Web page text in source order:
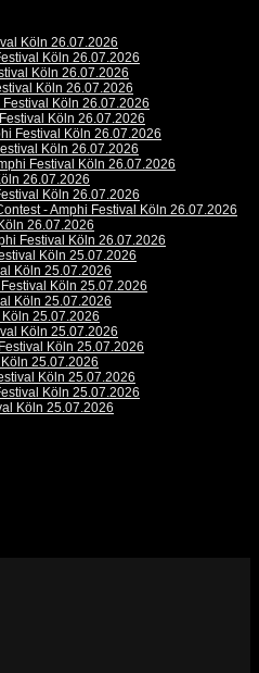
Köln 26.07.2026
Köln 26.07.2026
Köln 26.07.2026
Köln 26.07.2026
Köln 26.07.2026
Köln 26.07.2026
Festival Köln 26.07.2026
Köln 26.07.2026
Festival Köln 26.07.2026
26.07.2026
Köln 26.07.2026
- Amphi Festival Köln 26.07.2026
26.07.2026
Festival Köln 26.07.2026
Köln 25.07.2026
Köln 25.07.2026
Köln 25.07.2026
Köln 25.07.2026
25.07.2026
Köln 25.07.2026
Köln 25.07.2026
25.07.2026
Köln 25.07.2026
Köln 25.07.2026
Köln 25.07.2026